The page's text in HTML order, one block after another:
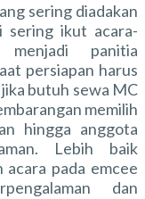
sering diadakan
sering ikut acara-
panitia
persiapan harus
butuh sewa MC
memilih
hingga anggota
Lebih baik
acara pada emcee
dan